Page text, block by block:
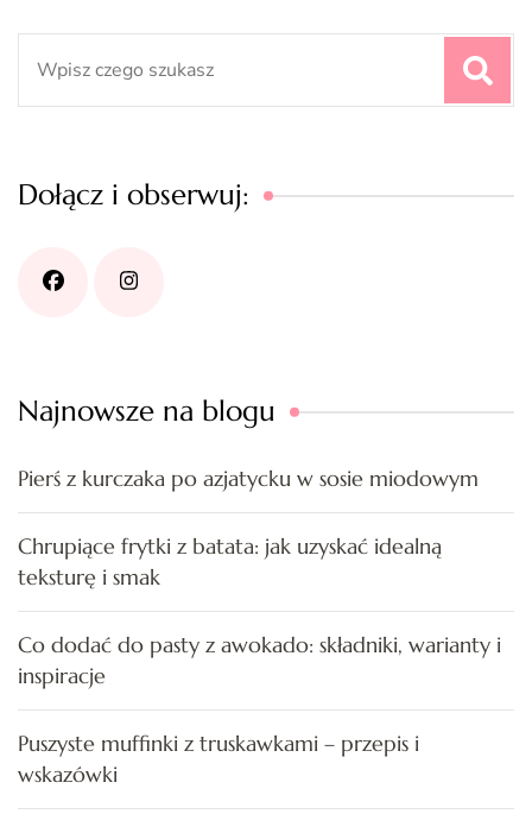
Dołącz i obserwuj:
Najnowsze na blogu
Pierś z kurczaka po azjatycku w sosie miodowym
Chrupiące frytki z batata: jak uzyskać idealną
teksturę i smak
Co dodać do pasty z awokado: składniki, warianty i
inspiracje
Puszyste muffinki z truskawkami – przepis i
wskazówki